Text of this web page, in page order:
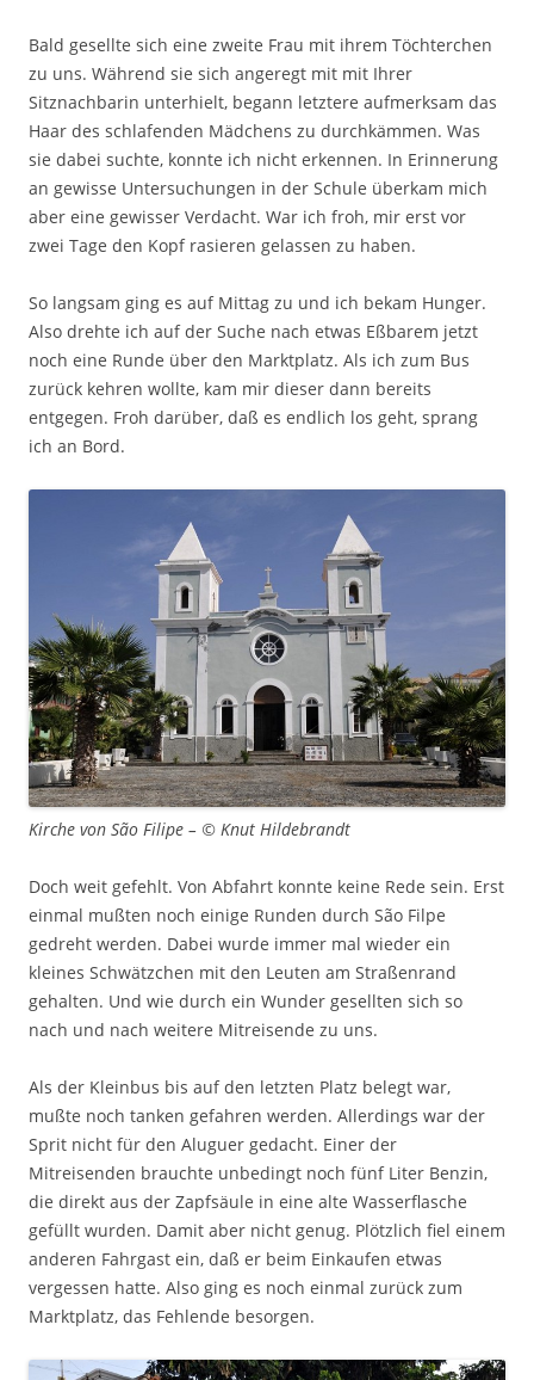
Bald gesellte sich eine zweite Frau mit ihrem Töchterchen
zu uns. Während sie sich angeregt mit mit Ihrer
Sitznachbarin unterhielt, begann letztere aufmerksam das
Haar des schlafenden Mädchens zu durchkämmen. Was
sie dabei suchte, konnte ich nicht erkennen. In Erinnerung
an gewisse Untersuchungen in der Schule überkam mich
aber eine gewisser Verdacht. War ich froh, mir erst vor
zwei Tage den Kopf rasieren gelassen zu haben.
So langsam ging es auf Mittag zu und ich bekam Hunger.
Also drehte ich auf der Suche nach etwas Eßbarem jetzt
noch eine Runde über den Marktplatz. Als ich zum Bus
zurück kehren wollte, kam mir dieser dann bereits
entgegen. Froh darüber, daß es endlich los geht, sprang
ich an Bord.
Kirche von São Filipe – © Knut Hildebrandt
Doch weit gefehlt. Von Abfahrt konnte keine Rede sein. Erst
einmal mußten noch einige Runden durch São Filpe
gedreht werden. Dabei wurde immer mal wieder ein
kleines Schwätzchen mit den Leuten am Straßenrand
gehalten. Und wie durch ein Wunder gesellten sich so
nach und nach weitere Mitreisende zu uns.
Als der Kleinbus bis auf den letzten Platz belegt war,
mußte noch tanken gefahren werden. Allerdings war der
Sprit nicht für den Aluguer gedacht. Einer der
Mitreisenden brauchte unbedingt noch fünf Liter Benzin,
die direkt aus der Zapfsäule in eine alte Wasserflasche
gefüllt wurden. Damit aber nicht genug. Plötzlich fiel einem
anderen Fahrgast ein, daß er beim Einkaufen etwas
vergessen hatte. Also ging es noch einmal zurück zum
Marktplatz, das Fehlende besorgen.